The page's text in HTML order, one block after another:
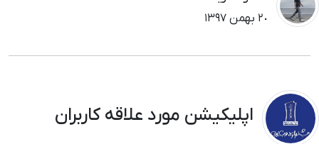
٢٠ بهمن ١٣٩٧
اپلیکیشن مورد علاقه کاربران